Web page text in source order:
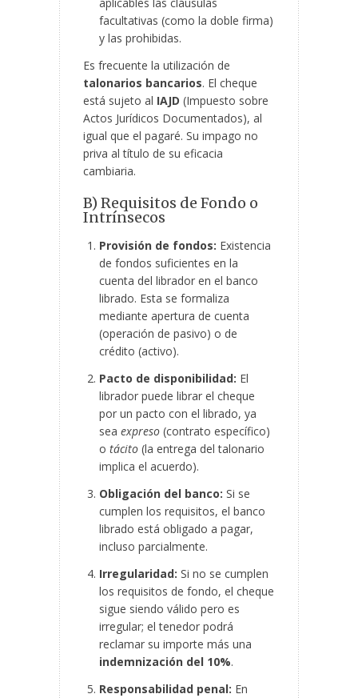
aplicables las cláusulas
facultativas (como la doble firma)
y las prohibidas.
Es frecuente la utilización de
talonarios bancarios. El cheque
está sujeto al IAJD (Impuesto sobre
Actos Jurídicos Documentados), al
igual que el pagaré. Su impago no
priva al título de su eficacia
cambiaria.
B) Requisitos de Fondo o
Intrínsecos
Provisión de fondos: Existencia
de fondos suficientes en la
cuenta del librador en el banco
librado. Esta se formaliza
mediante apertura de cuenta
(operación de pasivo) o de
crédito (activo).
Pacto de disponibilidad: El
librador puede librar el cheque
por un pacto con el librado, ya
sea expreso (contrato específico)
o tácito (la entrega del talonario
implica el acuerdo).
Obligación del banco: Si se
cumplen los requisitos, el banco
librado está obligado a pagar,
incluso parcialmente.
Irregularidad: Si no se cumplen
los requisitos de fondo, el cheque
sigue siendo válido pero es
irregular; el tenedor podrá
reclamar su importe más una
indemnización del 10%.
Responsabilidad penal: En